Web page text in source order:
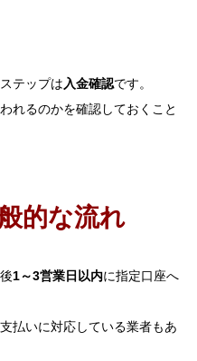
テップは 入金確認です。
れるのかを確認しておくこと
的な流れ
1～3営業日以内に指定口座へ
払いに対応している業者もあ